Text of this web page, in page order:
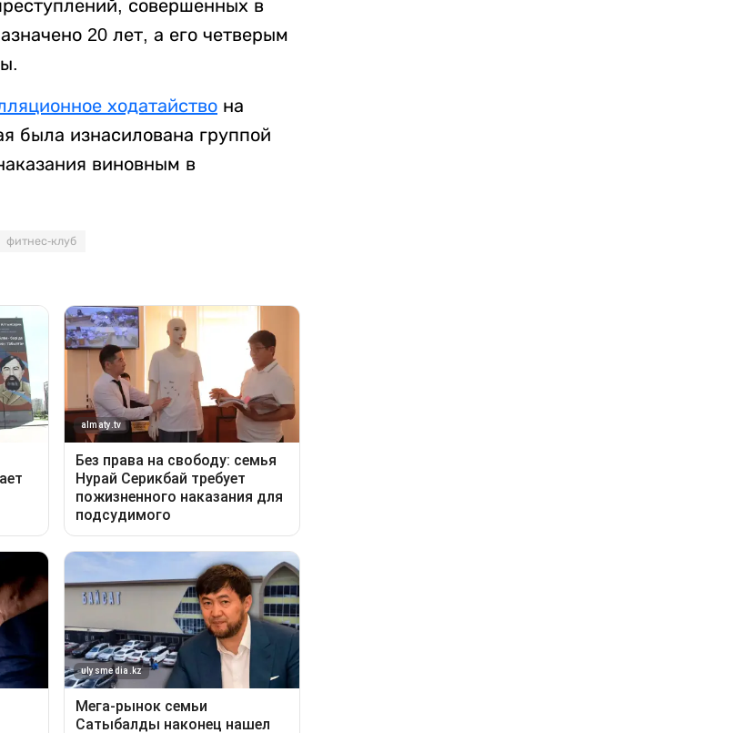
совершенных в
20 лет, а его четверым
ходатайство на
была изнасилована группой
виновным в
фитнес-клуб